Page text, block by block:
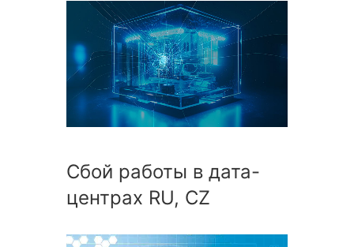
Сбой работы в дата-
центрах RU, CZ